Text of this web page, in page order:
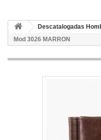
Descatalogadas
Mod 3026 MARRON